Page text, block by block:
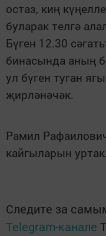
остаз, киң
буларак телгә
Бүген 12.30
бинасында аның
ул бүген туган
җирләнәчәк.
Рамил
кайгыларын
Следите за
Telegram-канале